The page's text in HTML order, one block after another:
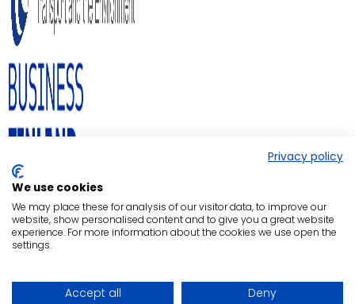
Privacy policy
We use cookies
We may place these for analysis of our visitor data, to improve our
website, show personalised content and to give you a great website
experience. For more information about the cookies we use open the
settings.
Accept all Deny